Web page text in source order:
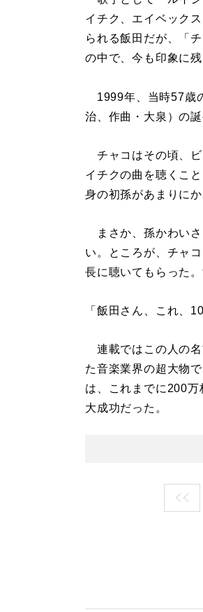
イチク、エイベック
られる飯田だが、「
の中で、今も印象に
1999年、当時57歳
治、作曲・大泉）の誕
チャコはその頃、ビ
イチクの曲を聴くこ
身の初孫があまりに
まさか、孫かわいさ
い。ところが、チャ
長に聴いてもらった
「飯田さん、これ、
連載ではこの人の名
た音楽業界の超大物
は、これまでに200
大成功だった。